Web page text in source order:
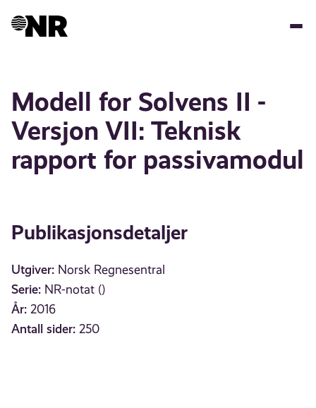
Modell for Solvens II -
Versjon VII: Teknisk
rapport for passivamodul
Publikasjonsdetaljer
Utgiver: Norsk Regnesentral
Serie: NR-notat ()
År: 2016
Antall sider: 250